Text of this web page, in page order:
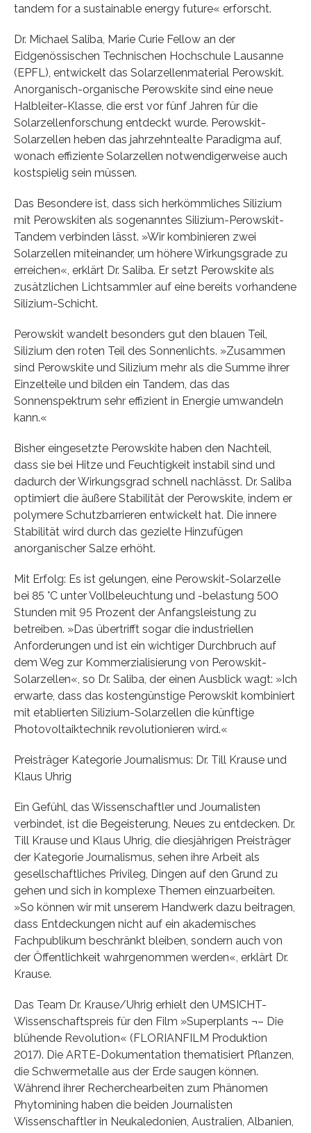
tandem for a sustainable energy future« erforscht.
Dr. Michael Saliba, Marie Curie Fellow an der
Eidgenössischen Technischen Hochschule Lausanne
(EPFL), entwickelt das Solarzellenmaterial Perowskit.
Anorganisch-organische Perowskite sind eine neue
Halbleiter-Klasse, die erst vor fünf Jahren für die
Solarzellenforschung entdeckt wurde. Perowskit-
Solarzellen heben das jahrzehntealte Paradigma auf,
wonach effiziente Solarzellen notwendigerweise auch
kostspielig sein müssen.
Das Besondere ist, dass sich herkömmliches Silizium
mit Perowskiten als sogenanntes Silizium-Perowskit-
Tandem verbinden lässt. »Wir kombinieren zwei
Solarzellen miteinander, um höhere Wirkungsgrade zu
erreichen«, erklärt Dr. Saliba. Er setzt Perowskite als
zusätzlichen Lichtsammler auf eine bereits vorhandene
Silizium-Schicht.
Perowskit wandelt besonders gut den blauen Teil,
Silizium den roten Teil des Sonnenlichts. »Zusammen
sind Perowskite und Silizium mehr als die Summe ihrer
Einzelteile und bilden ein Tandem, das das
Sonnenspektrum sehr effizient in Energie umwandeln
kann.«
Bisher eingesetzte Perowskite haben den Nachteil,
dass sie bei Hitze und Feuchtigkeit instabil sind und
dadurch der Wirkungsgrad schnell nachlässt. Dr. Saliba
optimiert die äußere Stabilität der Perowskite, indem er
polymere Schutzbarrieren entwickelt hat. Die innere
Stabilität wird durch das gezielte Hinzufügen
anorganischer Salze erhöht.
Mit Erfolg: Es ist gelungen, eine Perowskit-Solarzelle
bei 85 °C unter Vollbeleuchtung und -belastung 500
Stunden mit 95 Prozent der Anfangsleistung zu
betreiben. »Das übertrifft sogar die industriellen
Anforderungen und ist ein wichtiger Durchbruch auf
dem Weg zur Kommerzialisierung von Perowskit-
Solarzellen«, so Dr. Saliba, der einen Ausblick wagt: »Ich
erwarte, dass das kostengünstige Perowskit kombiniert
mit etablierten Silizium-Solarzellen die künftige
Photovoltaiktechnik revolutionieren wird.«
Preisträger Kategorie Journalismus: Dr. Till Krause und
Klaus Uhrig
Ein Gefühl, das Wissenschaftler und Journalisten
verbindet, ist die Begeisterung, Neues zu entdecken. Dr.
Till Krause und Klaus Uhrig, die diesjährigen Preisträger
der Kategorie Journalismus, sehen ihre Arbeit als
gesellschaftliches Privileg, Dingen auf den Grund zu
gehen und sich in komplexe Themen einzuarbeiten.
»So können wir mit unserem Handwerk dazu beitragen,
dass Entdeckungen nicht auf ein akademisches
Fachpublikum beschränkt bleiben, sondern auch von
der Öffentlichkeit wahrgenommen werden«, erklärt Dr.
Krause.
Das Team Dr. Krause/Uhrig erhielt den UMSICHT-
Wissenschaftspreis für den Film »Superplants ¬– Die
blühende Revolution« (FLORIANFILM Produktion
2017). Die ARTE-Dokumentation thematisiert Pflanzen,
die Schwermetalle aus der Erde saugen können.
Während ihrer Recherchearbeiten zum Phänomen
Phytomining haben die beiden Journalisten
Wissenschaftler in Neukaledonien, Australien, Albanien,